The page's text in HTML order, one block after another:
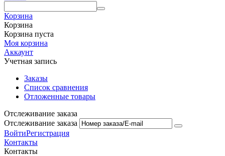
Корзина
Корзина
Корзина пуста
Моя корзина
Аккаунт
Учетная запись
Заказы
Список сравнения
Отложенные товары
Отслеживание заказа
Отслеживание заказа
ВойтиРегистрация
Контакты
Контакты